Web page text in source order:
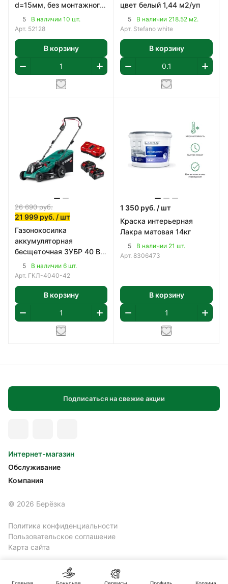
d=15мм, без монтажного
комплекта
5
В наличии 10 шт.
Арт. 52128
В корзину
цвет белый 1,44 м2/уп
5
В наличии 218.52 м2.
Арт. Stefano white
В корзину
26 690руб.
21 999 руб. / шт
Газонокосилка
аккумуляторная
бесщеточная ЗУБР 40 В
(2x20В), 400 мм
5
В наличии 6 шт.
Арт. ГКЛ-4040-42
В корзину
1 350 руб. / шт
Краска интерьерная
Лакра матовая 14кг
5
В наличии 21 шт.
Арт. 8306473
В корзину
Подписаться на свежие акции
Интернет-магазин
Обслуживание
Компания
© 2026 Берёзка
Политика конфиденциальности
Пользовательское соглашение
Карта сайта